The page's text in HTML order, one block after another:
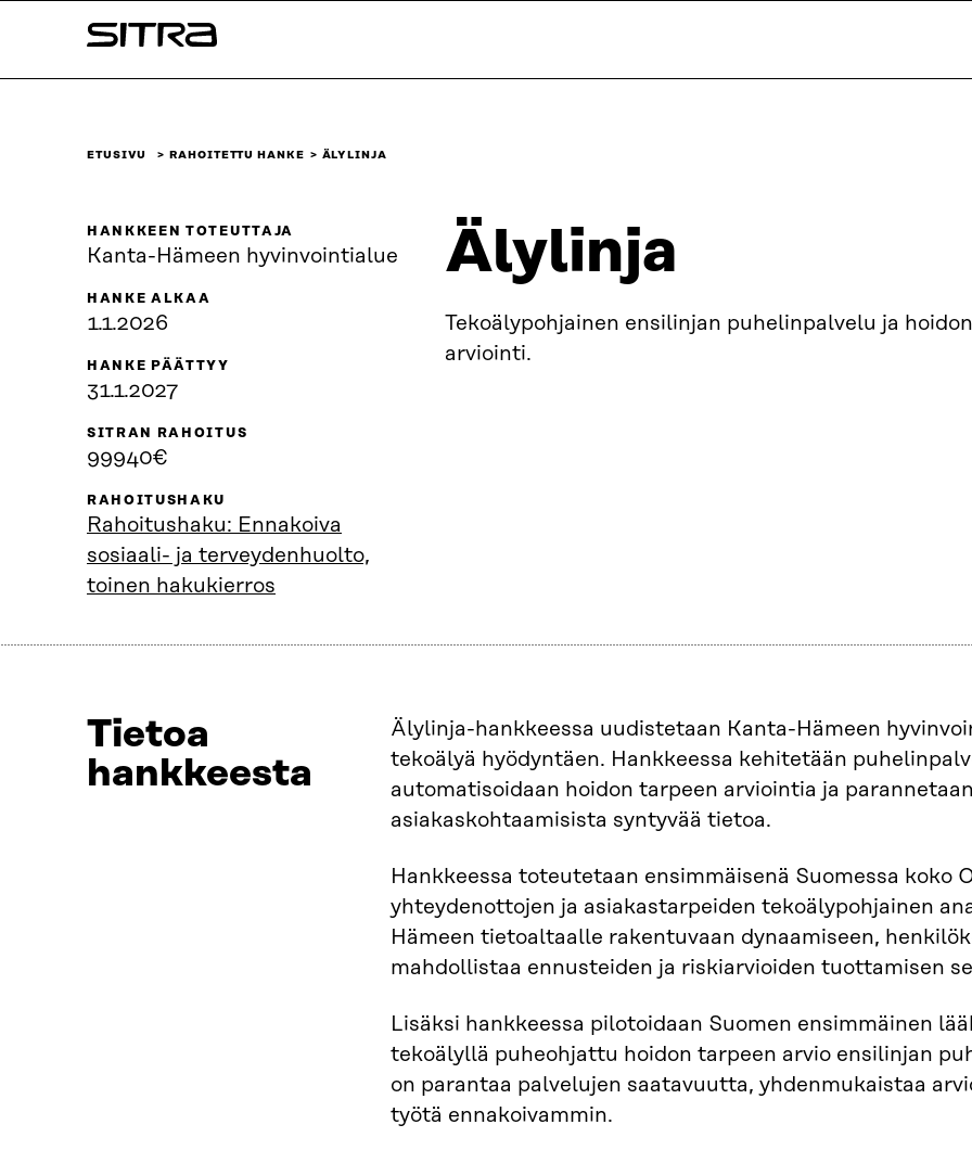
sisältöön
Sitra
ETUSIVU RAHOITETTU HANKE ÄLYLINJA
Älylinja
Tekoälypohjainen ensilinjan puhelinpalvelu ja
arviointi.
HANKKEEN TOTEUTTAJA
Kanta-Hämeen hyvinvointialue
HANKE ALKAA
1.1.2026
HANKE PÄÄTTYY
31.1.2027
SITRAN RAHOITUS
99940€
RAHOITUSHAKU
Rahoitushaku: Ennakoiva
sosiaali- ja terveydenhuolto,
toinen hakukierros
Tietoa
hankkeesta
Älylinja-hankkeessa uudistetaan Kanta-Hämeen
tekoälyä hyödyntäen. Hankkeessa kehitetään
automatisoidaan hoidon tarpeen arviointia ja
asiakaskohtaamisista syntyvää tietoa.
Hankkeessa toteutetaan ensimmäisenä Suomessa koko
yhteydenottojen ja asiakastarpeiden tekoälypohjainen
Hämeen tietoaltaalle rakentuvaan dynaamiseen,
mahdollistaa ennusteiden ja riskiarvioiden tuottamisen
Lisäksi hankkeessa pilotoidaan Suomen ensimmäinen
tekoälyllä puheohjattu hoidon tarpeen arvio ensilinjan
on parantaa palvelujen saatavuutta, yhdenmukaistaa
työtä ennakoivammin.